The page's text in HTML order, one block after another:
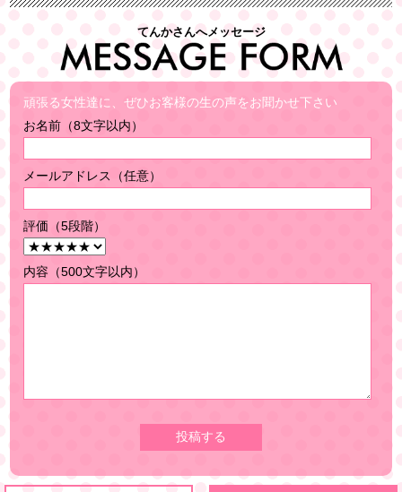
てんかさんへメッセージ
頑張る女性達に、ぜひお客様の生の声をお聞かせ下さい
お名前（8文字以内）
メールアドレス（任意）
評価（5段階）
内容（500文字以内）